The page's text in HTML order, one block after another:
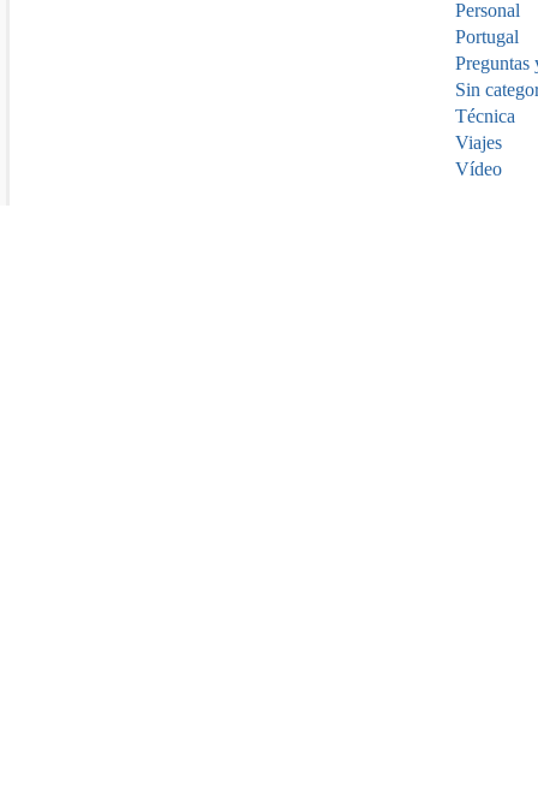
Personal
Portugal
Preguntas
Sin
Técnica
Viajes
Vídeo